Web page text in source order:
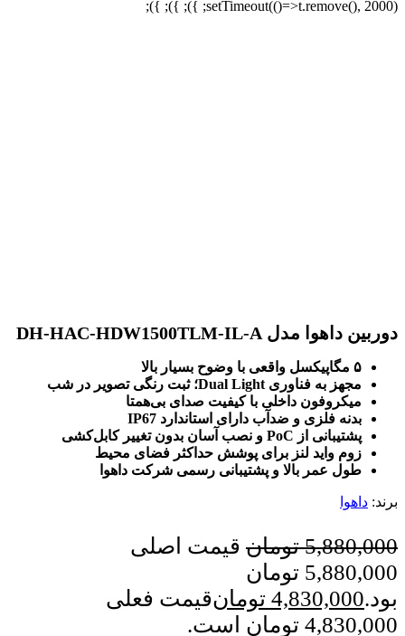
setTimeout(()=>t.remove(), 2000); }); }); });
دوربین داهوا مدل DH-HAC-HDW1500TLM-IL-A
۵ مگاپیکسل واقعی با وضوح بسیار بالا
مجهز به فناوری Dual Light؛ ثبت رنگی تصویر در شب
میکروفون داخلی با کیفیت صدای بی‌همتا
بدنه فلزی و ضدآب دارای استاندارد IP67
پشتیبانی از PoC و نصب آسان بدون تغییر کابل‌کشی
زوم واید لنز برای پوشش حداکثر فضای محیط
طول عمر بالا و پشتیبانی رسمی شرکت داهوا
برند: داهوا
5,880,000 تومان قیمت اصلی
5,880,000 تومان
بود.4,830,000 تومانقیمت فعلی
4,830,000 تومان است.